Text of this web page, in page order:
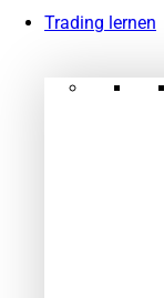
Trading lernen